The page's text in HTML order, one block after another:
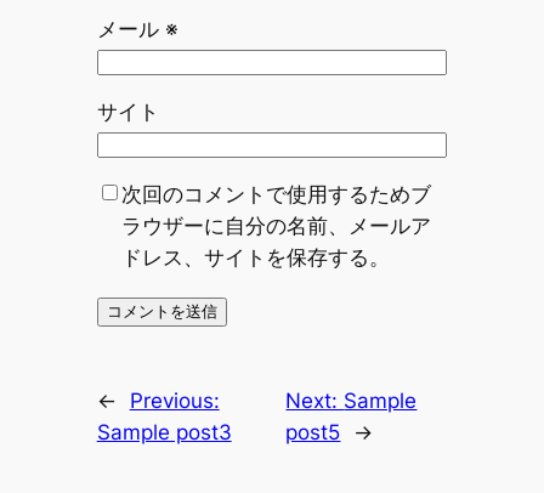
メール ※
サイト
次回のコメントで使用するためブ
ラウザーに自分の名前、メールア
ドレス、サイトを保存する。
←
Previous:
Sample post3
Next: Sample
post5
→